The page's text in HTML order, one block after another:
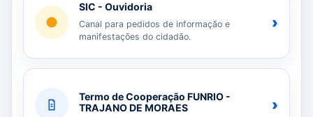
SIC - Ouvidoria
Canal para pedidos de informação e
manifestações do cidadão.
›
Termo de Cooperação FUNRIO -
TRAJANO DE MORAES
›